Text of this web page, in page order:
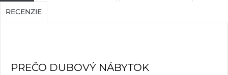
RECENZIE
PREČO DUBOVÝ NÁBYTOK